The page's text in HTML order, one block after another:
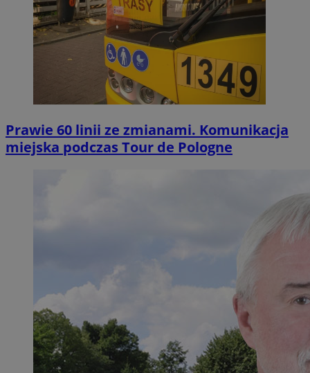
Prawie 60 linii ze zmianami. Komunikacja
miejska podczas Tour de Pologne